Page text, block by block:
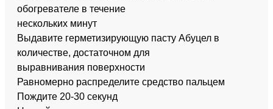
обогревателе в течение
нескольких минут
Выдавите герметизирующую пасту Абуцел в
количестве, достаточном для
выравнивания поверхности
Равномерно распределите средство пальцем
Пождите 20-30 секунд